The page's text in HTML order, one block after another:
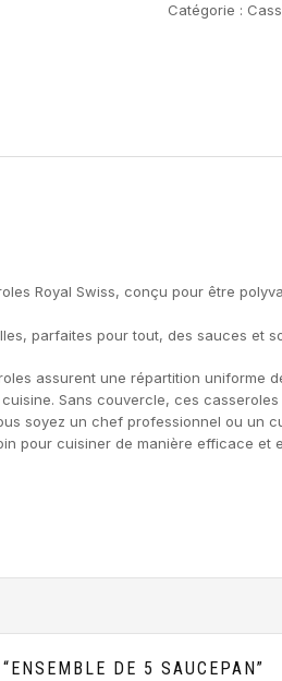
Catégorie :
Royal Swiss, conçu pour être
parfaites pour tout, des sauces et
assurent une répartition uniforme
Sans couvercle, ces
soyez un chef professionnel ou un
pour cuisiner de manière efficace et
DE 5 SAUCEPAN”